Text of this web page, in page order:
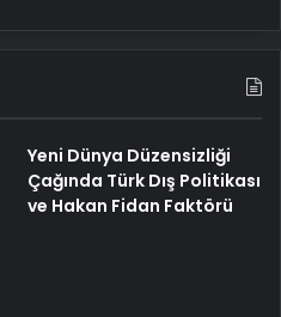
Yeni Dünya Düzensizliği
Çağında Türk Dış Politikası
ve Hakan Fidan Faktörü